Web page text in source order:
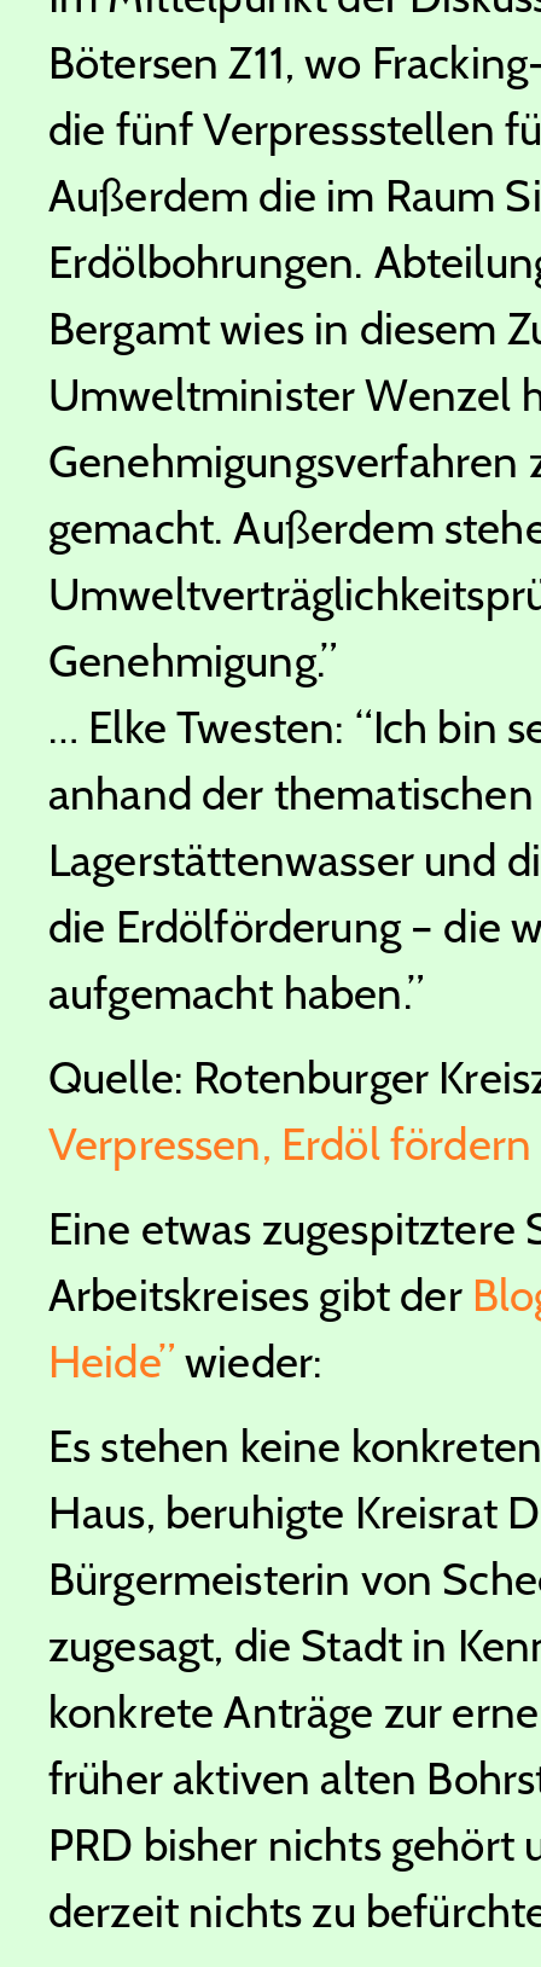
Bötersen Z11, wo
die fünf Verpressstellen
Außerdem die im Raum
Erdölbohrungen.
Bergamt wies in diesem
Umweltminister Wenzel
Genehmigungsverfahren
gemacht. Außerdem
Genehmigung.”
… Elke Twesten: “Ich bin
anhand der
Lagerstättenwasser und
die Erdölförderung – die
aufgemacht haben.”
Quelle: Rotenburger
Verpressen, Erdöl fördern
Eine etwas zugespitztere
Arbeitskreises gibt der
Heide” wieder:
Es stehen keine
Haus, beruhigte Kreisrat
Bürgermeisterin von
zugesagt, die Stadt in
konkrete Anträge zur
früher aktiven alten
PRD bisher nichts gehört
derzeit nichts zu